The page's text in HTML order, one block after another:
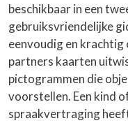
beschikbaar in een
gebruiksvriendelijke
eenvoudig en
partners kaarten
pictogrammen die
voorstellen. Een kind
spraakvertraging